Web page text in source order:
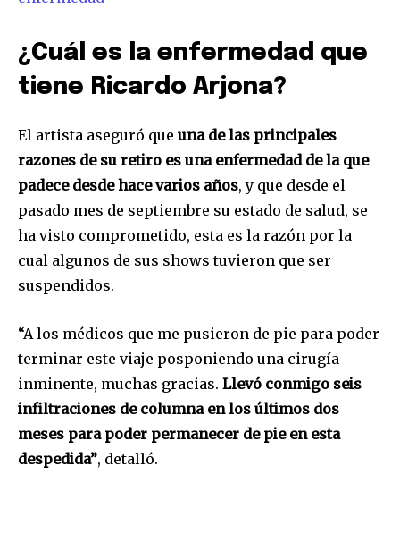
¿Cuál es la enfermedad que
tiene Ricardo Arjona?
El artista aseguró que una de las principales
razones de su retiro es una enfermedad de la que
padece desde hace varios años, y que desde el
pasado mes de septiembre su estado de salud, se
ha visto comprometido, esta es la razón por la
cual algunos de sus shows tuvieron que ser
suspendidos.
“A los médicos que me pusieron de pie para poder
terminar este viaje posponiendo una cirugía
inminente, muchas gracias. Llevó conmigo seis
infiltraciones de columna en los últimos dos
meses para poder permanecer de pie en esta
despedida”, detalló.